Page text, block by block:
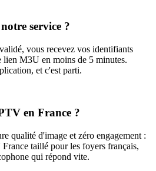
service ?
vous recevez vos identifiants
M3U en moins de 5 minutes.
et c'est parti.
en France ?
qualité d'image et zéro engagement :
taillé pour les foyers français,
qui répond vite.